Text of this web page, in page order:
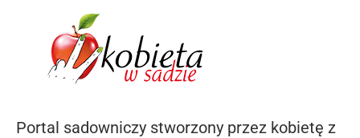
Portal sadowniczy stworzony przez kobietę z